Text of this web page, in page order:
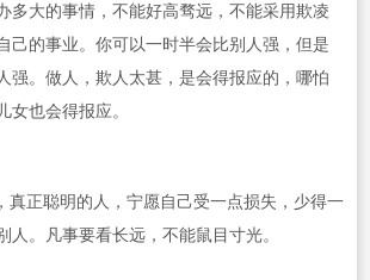
多大的事情，不能好高骛远，不能采用欺凌
己的事业。你可以一时半会比别人强，但是
强。做人，欺人太甚，是会得报应的，哪怕
女也会得报应。
真正聪明的人，宁愿自己受一点损失，少得一
人。凡事要看长远，不能鼠目寸光。